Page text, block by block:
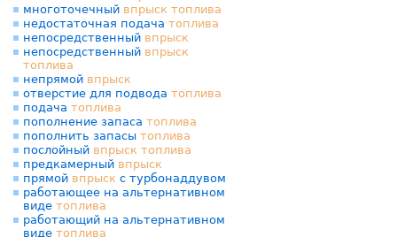
многоточечный впрыск топлива
недостаточная подача топлива
непосредственный впрыск
непосредственный впрыск
топлива
непрямой впрыск
отверстие для подвода топлива
подача топлива
пополнение запаса топлива
пополнить запасы топлива
послойный впрыск топлива
предкамерный впрыск
прямой впрыск с турбонаддувом
работающее на альтернативном
виде топлива
работающий на альтернативном
виде топлива